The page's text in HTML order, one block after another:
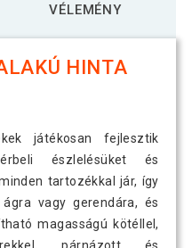
VÉLEMÉNY
HINTA
játékosan fejlesztik
észlelésüket és
tartozékkal jár, így
vagy gerendára, és
magasságú kötéllel,